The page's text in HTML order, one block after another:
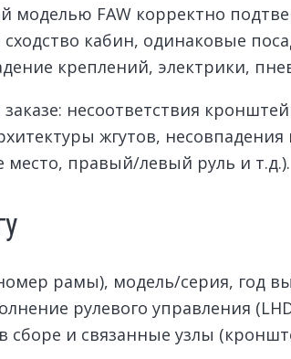
моделью FAW корректно
кабин, одинаковые
креплений, электрики,
несоответствия
жгутов,
правый/левый руль и т.д.).
рамы), модель/серия, год
рулевого управления
сборе и связанные узлы